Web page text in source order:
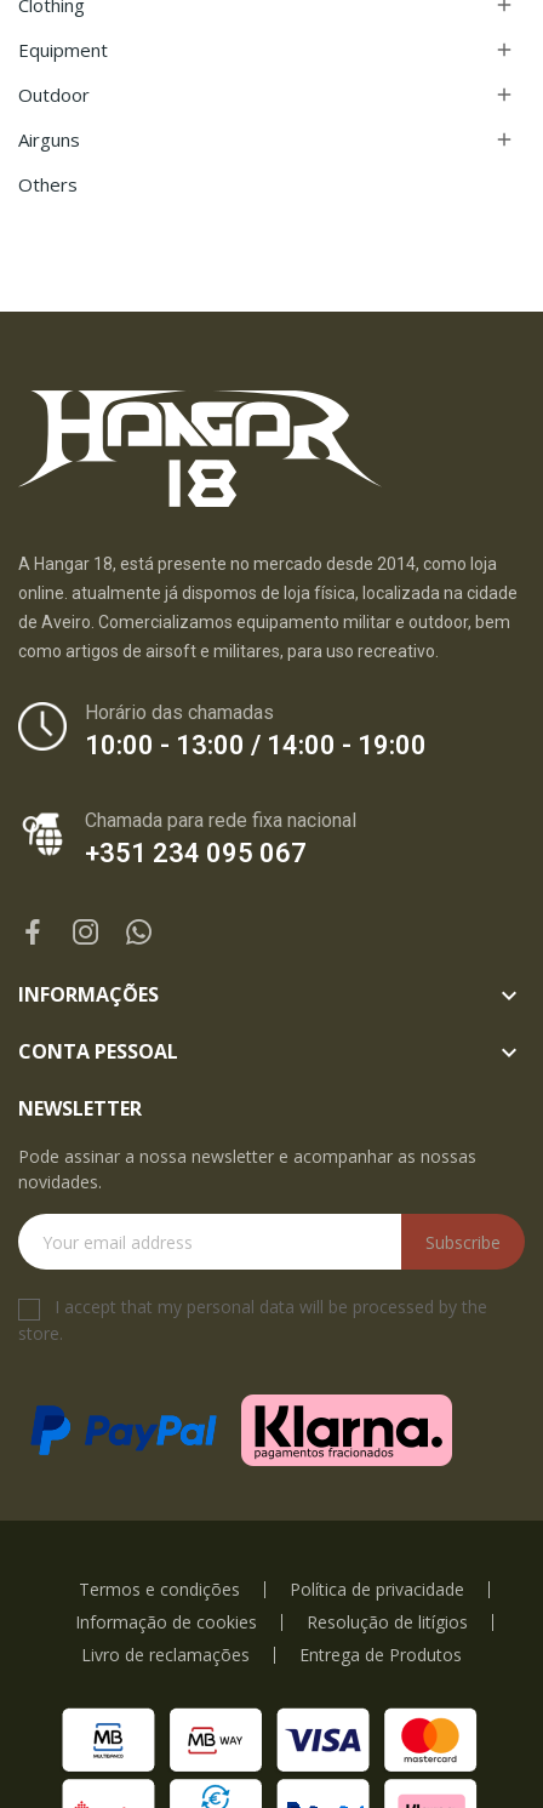
Clothing 
Equipment 
Outdoor 
Airguns 
Others
A Hangar 18, está presente no mercado desde 2014, como loja
online. atualmente já dispomos de loja física, localizada na cidade
de Aveiro. Comercializamos equipamento militar e outdoor, bem
como artigos de airsoft e militares, para uso recreativo.
Horário das chamadas
10:00 - 13:00 / 14:00 - 19:00
Chamada para rede fixa nacional
+351 234 095 067
INFORMAÇÕES 
CONTA PESSOAL 
NEWSLETTER
Pode assinar a nossa newsletter e acompanhar as nossas
novidades.
Subscribe
I accept that my personal data will be processed by the
store.
Termos e condições
Política de privacidade
Informação de cookies
Resolução de litígios
Livro de reclamações
Entrega de Produtos